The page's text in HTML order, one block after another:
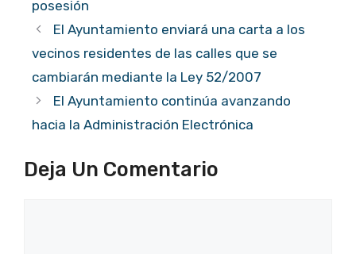
posesión
El Ayuntamiento enviará una carta a los
vecinos residentes de las calles que se
cambiarán mediante la Ley 52/2007
El Ayuntamiento continúa avanzando
hacia la Administración Electrónica
Deja Un Comentario